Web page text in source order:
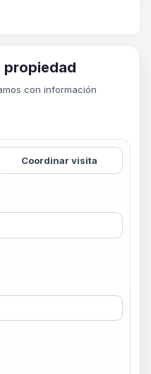
propiedad
con información
Coordinar visita